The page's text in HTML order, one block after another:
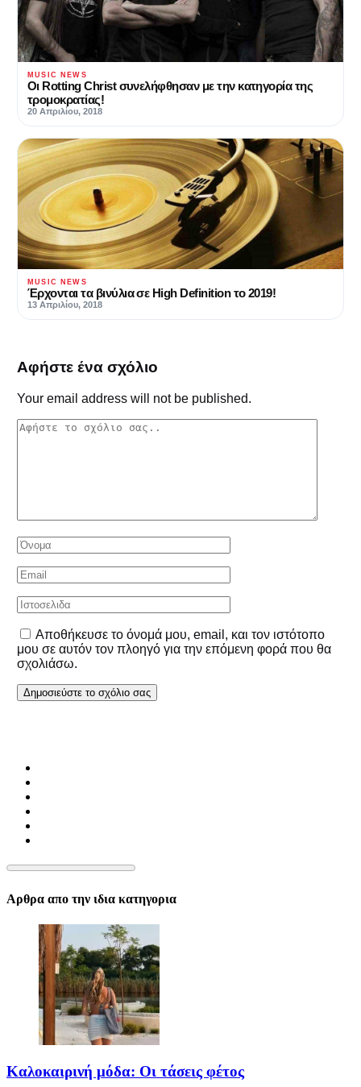
MUSIC NEWS
Οι Rotting Christ συνελήφθησαν με την κατηγορία της
τρομοκρατίας!
20 Απριλίου, 2018
MUSIC NEWS
Έρχονται τα βινύλια σε High Definition το 2019!
13 Απριλίου, 2018
Αφήστε ένα σχόλιο
Your email address will not be published.
Αποθήκευσε το όνομά μου, email, και τον ιστότοπο
μου σε αυτόν τον πλοηγό για την επόμενη φορά που θα
σχολιάσω.
Αρθρα απο την ιδια κατηγορια
Καλοκαιρινή μόδα: Οι τάσεις φέτος